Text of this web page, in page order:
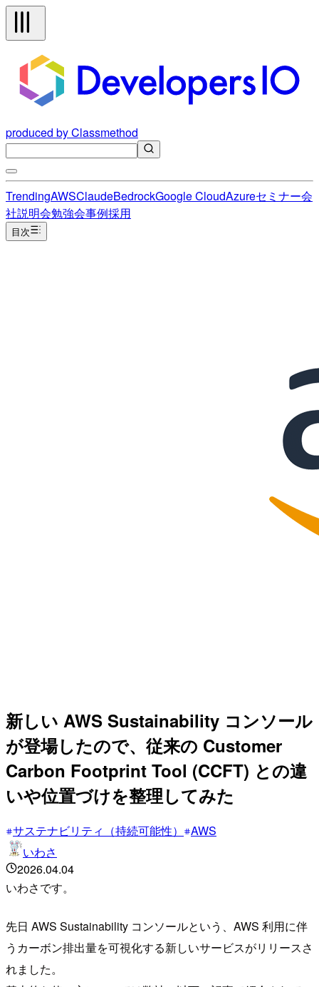
produced by Classmethod
TrendingAWSClaudeBedrockGoogle CloudAzureセミナー会
社説明会勉強会事例採用
目次
新しい AWS Sustainability コンソール
が登場したので、従来の Customer
Carbon Footprint Tool (CCFT) との違
いや位置づけを整理してみた
サステナビリティ（持続可能性）
AWS
いわさ
2026.04.04
いわさです。
先日 AWS Sustainability コンソールという、AWS 利用に伴
うカーボン排出量を可視化する新しいサービスがリリースさ
れました。